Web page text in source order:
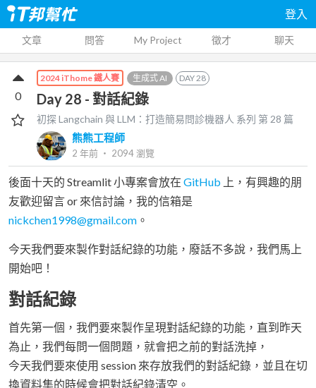
登入
文章 問答 My Project 徵才 聊天
2024 iThome 鐵人賽 生成式 AI DAY28
Day 28 - 對話紀錄
初探 Langchain 與 LLM：打造簡易問診機器人 系列 第28 篇
熊熊工程師
2 年前 ‧ 2094瀏覽
0
後面十天的 Streamlit 小專案會放在 GitHub 上，有興趣的朋
友歡迎留言 or 來信討論，我的信箱是
nickchen1998@gmail.com 。
今天我們要來製作對話紀錄的功能，廢話不多說，我們馬上
開始吧！
對話紀錄
首先第一個，我們要來製作呈現對話紀錄的功能，直到昨天
為止，我們每問一個問題，就會把之前的對話洗掉，
今天我們要來使用 session 來存放我們的對話紀錄，並且在切
換資料集的時候會把對話紀錄清空。